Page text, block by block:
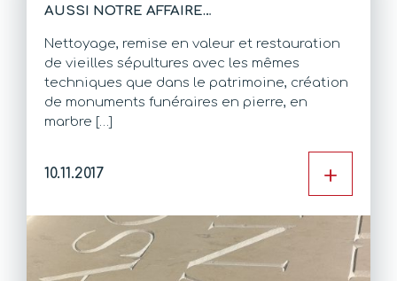
AUSSI NOTRE AFFAIRE…
Nettoyage, remise en valeur et restauration
de vieilles sépultures avec les mêmes
techniques que dans le patrimoine, création
de monuments funéraires en pierre, en
marbre […]
10.11.2017 +